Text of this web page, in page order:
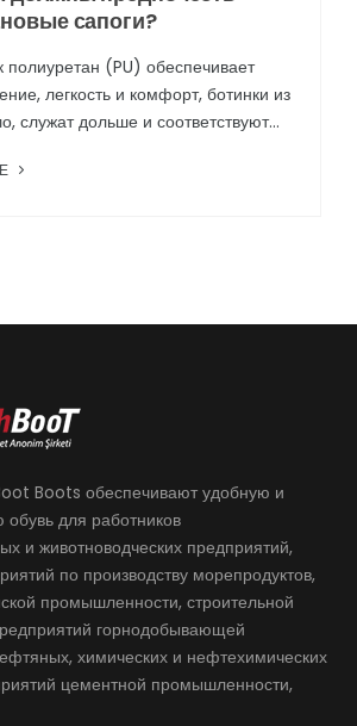
сапоги?
полиуретан (PU) обеспечивает
легкость и комфорт, ботинки из
служат дольше и соответствуют
Boots обеспечивают удобную и
для работников
и животноводческих предприятий,
по производству морепродуктов,
промышленности, строительной
горнодобывающей
химических и нефтехимических
цементной промышленности,